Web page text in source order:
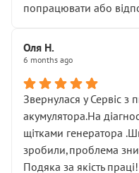
попрацювати або
Оля Н.
6 months ago
Звернулася у Сервіс з
акумулятора.На
щітками генератора
зробили,проблема
Подяка за якість